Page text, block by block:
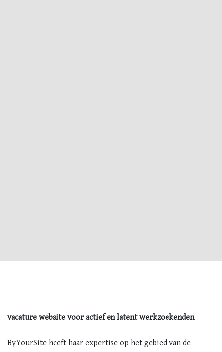
vacature website voor actief en latent werkzoekenden
ByYourSite heeft haar expertise op het gebied van de